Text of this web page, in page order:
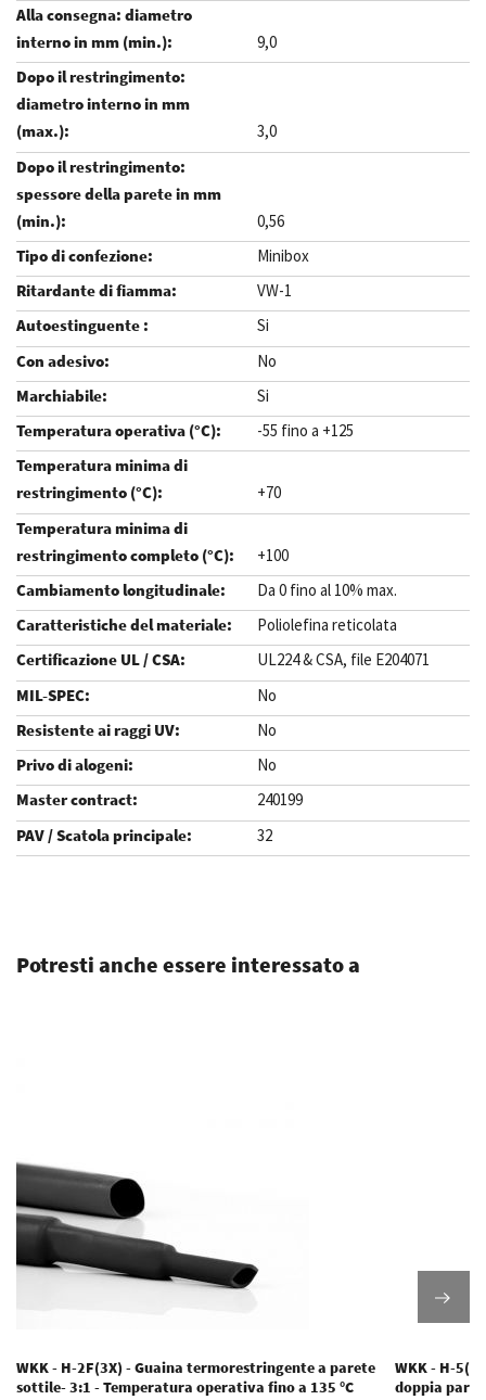
9,0
3,0
0,56
Minibox
VW-1
Si
No
Si
-55 fino a +125
+70
+100
Da 0 fino al 10% max.
Poliolefina reticolata
UL224 & CSA, file E204071
No
No
No
240199
32
Potresti anche essere interessato a
WKK - H-2F(3X) - Guaina termorestringente a parete
sottile- 3:1 - Temperatura operativa fino a 135 °C
WKK - H-
doppia